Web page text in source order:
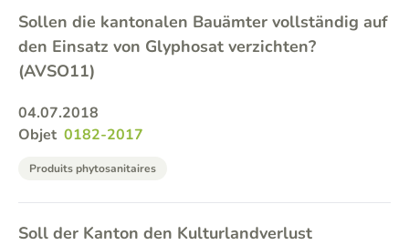
Sollen die kantonalen Bauämter vollständig auf
den Einsatz von Glyphosat verzichten?
(AVSO11)
04.07.2018
Objet 0182-2017
Produits phytosanitaires
Soll der Kanton den Kulturlandverlust